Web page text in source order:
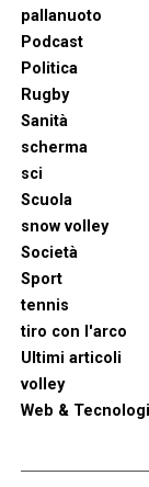
pallanuoto
Podcast
Politica
Rugby
Sanità
scherma
sci
Scuola
snow volley
Società
Sport
tennis
tiro con l'arco
Ultimi articoli
volley
Web &